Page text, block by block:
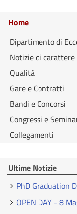
Home
Dipartimento di
Notizie di carattere
Qualità
Gare e Contratti
Bandi e Concorsi
Congressi e
Collegamenti
Ultime Notizie
PhD Graduation
OPEN DAY - 8